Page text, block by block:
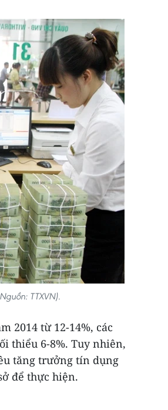
TTXVN).
2014 từ 12-14%, các
thiểu 6-8%. Tuy nhiên,
tăng trưởng tín dụng
để thực hiện.